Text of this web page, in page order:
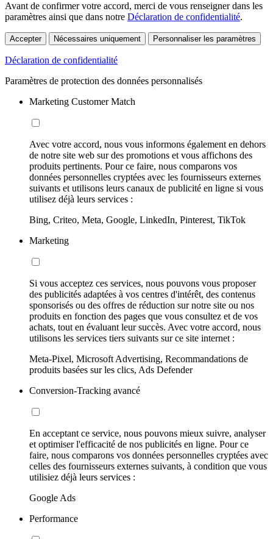
Avant de confirmer votre accord, merci de vous renseigner dans les
paramètres ainsi que dans notre Déclaration de confidentialité.
Accepter Nécessaires uniquement Personnaliser les paramètres
Déclaration de confidentialité
Paramètres de protection des données personnalisés
Marketing Customer Match
Avec votre accord, nous vous informons également en dehors
de notre site web sur des promotions et vous affichons des
produits pertinents. Pour ce faire, nous comparons vos
données personnelles cryptées avec les fournisseurs externes
suivants et utilisons leurs canaux de publicité en ligne si vous
utilisez déjà leurs services :
Bing, Criteo, Meta, Google, LinkedIn, Pinterest, TikTok
Marketing
Si vous acceptez ces services, nous pouvons vous proposer
des publicités adaptées à vos centres d'intérêt, des contenus
sponsorisés ou des offres de réduction sur notre site ou nos
produits en fonction des pages que vous consultez et de vos
achats, tout en évaluant leur succès. Avec votre accord, nous
utilisons les services tiers suivants sur ce site internet :
Meta-Pixel, Microsoft Advertising, Recommandations de
produits basées sur les clics, Ads Defender
Conversion-Tracking avancé
En acceptant ce service, nous pouvons mieux suivre, analyser
et optimiser l'efficacité de nos publicités en ligne. Pour ce
faire, nous comparons vos données personnelles cryptées avec
celles des fournisseurs externes suivants, à condition que vous
utilisiez déjà leurs services :
Google Ads
Performance